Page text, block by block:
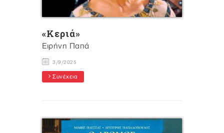
«Κεριά»
Ειρήνη Παπά
3/9/2025
Συνέχεια